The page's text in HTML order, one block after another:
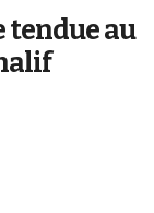
au